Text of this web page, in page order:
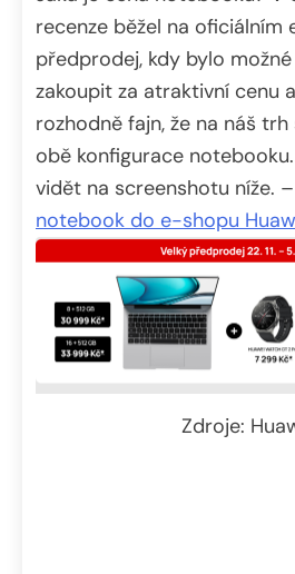
recenze běžel na oficiálním
předprodej, kdy bylo
zakoupit za atraktivní cenu
rozhodně fajn, že na náš
obě konfigurace
vidět na screenshotu níže. –
notebook do e-shopu
Zdroje: